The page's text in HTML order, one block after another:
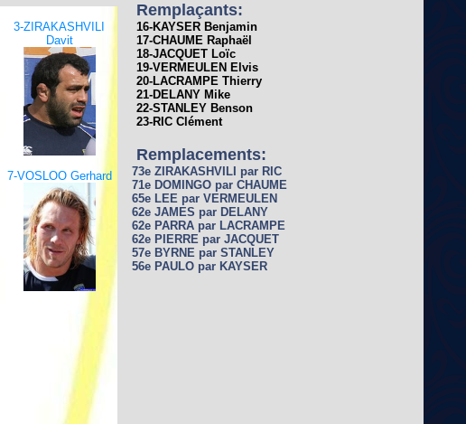
3-ZIRAKASHVILI
Davit
7-VOSLOO Gerhard
Remplaçants:
16-KAYSER Benjamin
17-CHAUME Raphaël
18-JACQUET Loïc
19-VERMEULEN Elvis
20-LACRAMPE Thierry
21-DELANY Mike
22-STANLEY Benson
23-RIC Clément
Remplacements:
73e ZIRAKASHVILI par RIC
71e DOMINGO par CHAUME
65e LEE par VERMEULEN
62e JAMES par DELANY
62e PARRA par LACRAMPE
62e PIERRE par JACQUET
57e BYRNE par STANLEY
56e PAULO par KAYSER